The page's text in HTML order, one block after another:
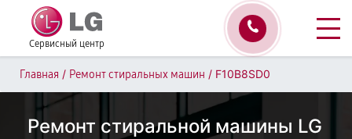
Сервисный центр
Главная / Ремонт стиральных машин / F10B8SD0
Ремонт стиральной машины LG